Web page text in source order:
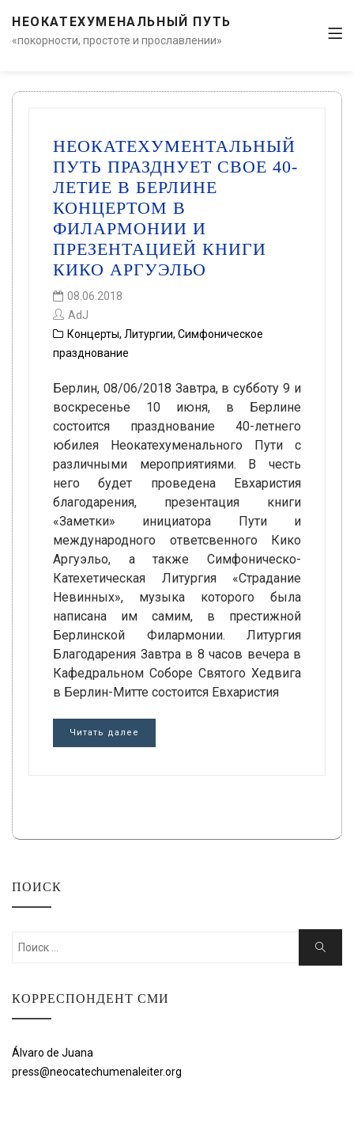
НЕОКАТЕХУМЕНАЛЬНЫЙ ПУТЬ
«покорности, простоте и прославлении»
НЕОКАТЕХУМЕНТАЛЬНЫЙ
ПУТЬ ПРАЗДНУЕТ СВОЕ 40-
ЛЕТИЕ В БЕРЛИНЕ
КОНЦЕРТОМ В
ФИЛАРМОНИИ И
ПРЕЗЕНТАЦИЕЙ КНИГИ
КИКО АРГУЭЛЬО
08.06.2018
AdJ
Концерты, Литургии, Симфоническое
празднование
Берлин, 08/06/2018 Завтра, в субботу 9 и
воскресенье 10 июня, в Берлине
состоится празднование 40-летнего
юбилея Неокатехуменального Пути с
различными мероприятиями. В честь
него будет проведена Евхаристия
благодарения, презентация книги
«Заметки» инициатора Пути и
международного ответсвенного Кико
Аргуэльо, а также Симфоническо-
Катехетическая Литургия «Страдание
Невинных», музыка которого была
написана им самим, в престижной
Берлинской Филармонии. Литургия
Благодарения Завтра в 8 часов вечера в
Кафедральном Соборе Святого Хедвига
в Берлин-Митте состоится Евхаристия
Читать далее
ПОИСК
Искать:
Поиск
КОРРЕСПОНДЕНТ СМИ
Álvaro de Juana
press@neocatechumenaleiter.org